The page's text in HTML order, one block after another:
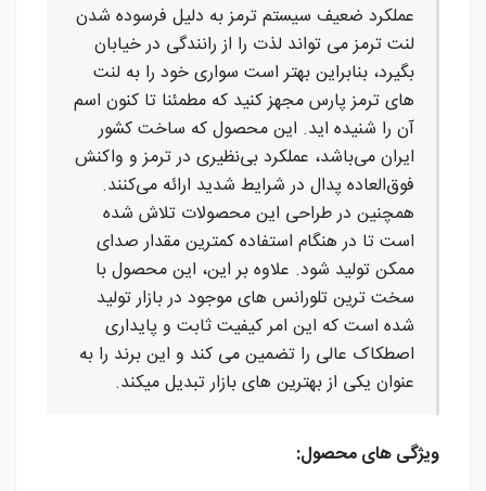
عملکرد ضعیف سیستم ترمز به دلیل فرسوده شدن
لنت ترمز می تواند لذت را از رانندگی در خیابان
بگیرد، بنابراین بهتر است سواری خود را به لنت
های ترمز پارس مجهز کنید که مطمئنا تا کنون اسم
آن را شنیده اید. این محصول که ساخت کشور
ایران می‌باشد، عملکرد بی‌نظیری در ترمز و واکنش
فوق‌العاده پدال در شرایط شدید ارائه می‌کنند.
همچنین در طراحی این محصولات تلاش شده
است تا در هنگام استفاده کمترین مقدار صدای
ممکن تولید شود. علاوه بر این، این محصول با
سخت ترین تلورانس های موجود در بازار تولید
شده است که این امر کیفیت ثابت و پایداری
اصطکاک عالی را تضمین می کند و این برند را به
عنوان یکی از بهترین های بازار تبدیل میکند.
ویژگی های محصول: